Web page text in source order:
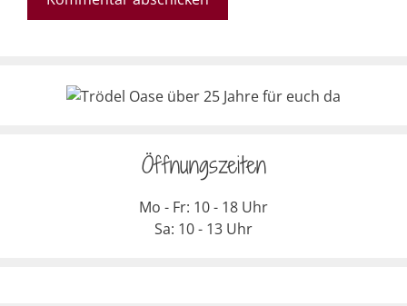
Öffnungszeiten
Mo - Fr: 10 - 18 Uhr
Sa: 10 - 13 Uhr